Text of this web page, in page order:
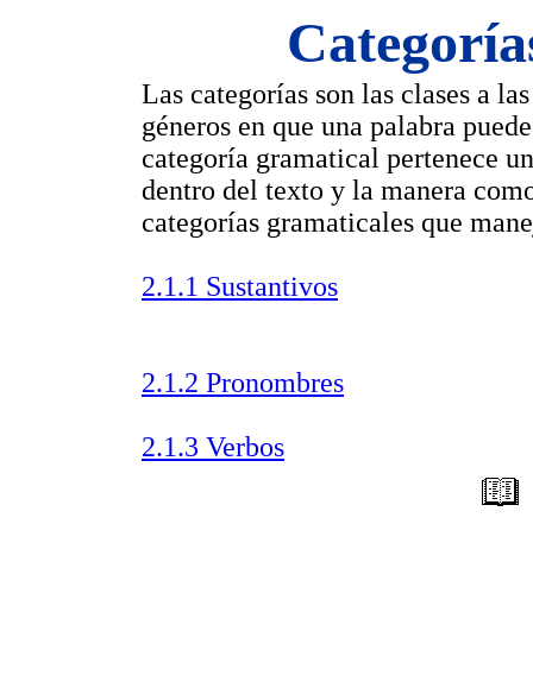
Las categorías son las clases a
géneros en que una palabra
categoría gramatical pertenece
dentro del texto y la manera
categorías gramaticales que
2.1.1 Sustantivos
2.1.2 Pronombres
2.1.3 Verbos